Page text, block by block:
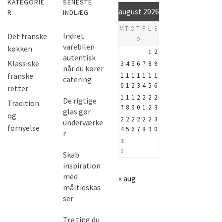
KATEGORIE
R
Det franske
køkken
Klassiske
franske
retter
Tradition
og
fornyelse
SENESTE
INDLÆG
Indret
varebilen
autentisk
når du kører
catering
De rigtige
glas gør
underværke
r
Skab
inspiration
med
måltidskas
ser
Tre ting du
august 2026
MTiO T
o
F L S
1 2
3 4 5 6 7 8 9
1
0
1
1
1
2
1
3
1
4
1
5
1
6
1
7
1
8
1
9
2
0
2
1
2
2
2
3
2
4
2
5
2
6
2
7
2
8
2
9
3
0
3
1
« aug